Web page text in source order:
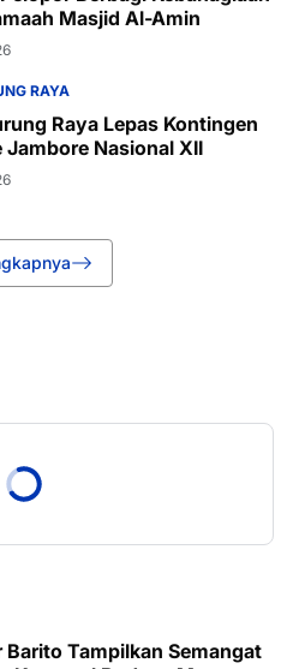
Masjid Al-Amin
RAYA
Raya Lepas Kontingen
Jambore Nasional XII
Barito Tampilkan Semangat